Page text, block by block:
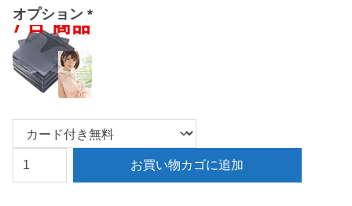
オプション *
限
界
お買い物カゴに追加